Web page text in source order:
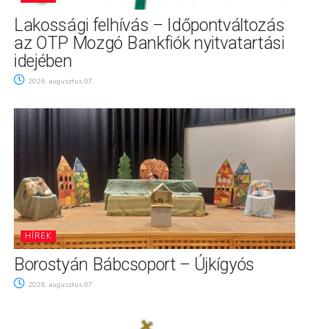
Lakossági felhívás – Időpontváltozás
az OTP Mozgó Bankfiók nyitvatartási
idejében
2026. augusztus 07.
HÍREK
Borostyán Bábcsoport – Újkígyós
2026. augusztus 07.